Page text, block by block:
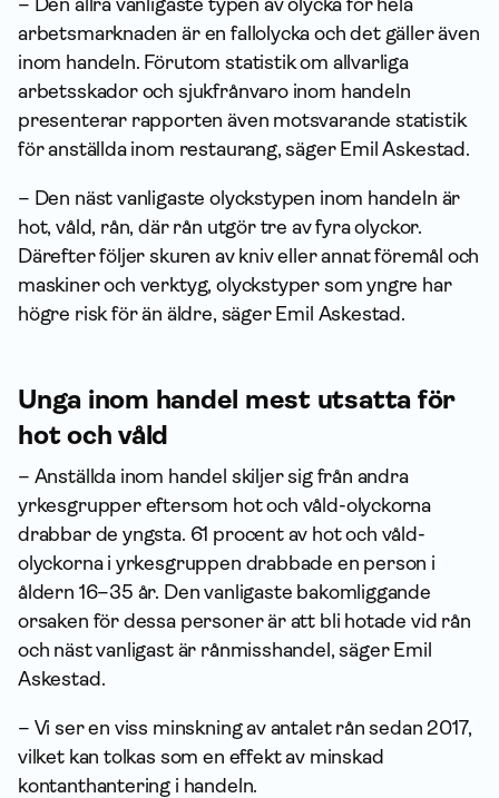
arbetsmarknaden är en fallolycka och det gäller även
inom handeln. Förutom statistik om allvarliga
arbetsskador och sjukfrånvaro inom handeln
presenterar rapporten även motsvarande statistik
för anställda inom restaurang, säger Emil Askestad.
– Den näst vanligaste olyckstypen inom handeln är
hot, våld, rån, där rån utgör tre av fyra olyckor.
Därefter följer skuren av kniv eller annat föremål och
maskiner och verktyg, olyckstyper som yngre har
högre risk för än äldre, säger Emil Askestad.
Unga inom handel mest utsatta för
hot och våld
– Anställda inom handel skiljer sig från andra
yrkesgrupper eftersom hot och våld-olyckorna
drabbar de yngsta. 61 procent av hot och våld-
olyckorna i yrkesgruppen drabbade en person i
åldern 16–35 år. Den vanligaste bakomliggande
orsaken för dessa personer är att bli hotade vid rån
och näst vanligast är rånmisshandel, säger Emil
Askestad.
– Vi ser en viss minskning av antalet rån sedan 2017,
vilket kan tolkas som en effekt av minskad
kontanthantering i handeln.